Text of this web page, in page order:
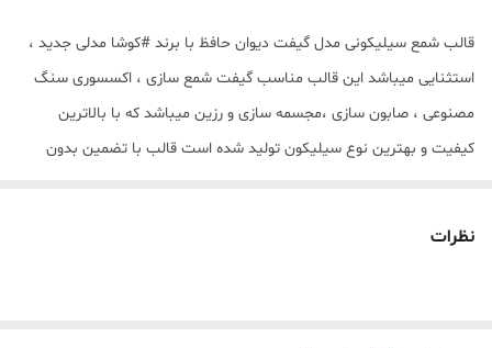
قالب شمع سیلیکونی مدل گیفت دیوان حافظ با برند #کوشا مدلی جدید ،
استثنایی میباشد این قالب مناسب گیفت شمع سازی ، اکسسوری سنگ
مصنوعی ، صابون سازی ،مجسمه سازی و رزین میباشد که با بالاترین
کیفیت و بهترین نوع سیلیکون تولید شده است قالب با تضمین بدون
نظرات